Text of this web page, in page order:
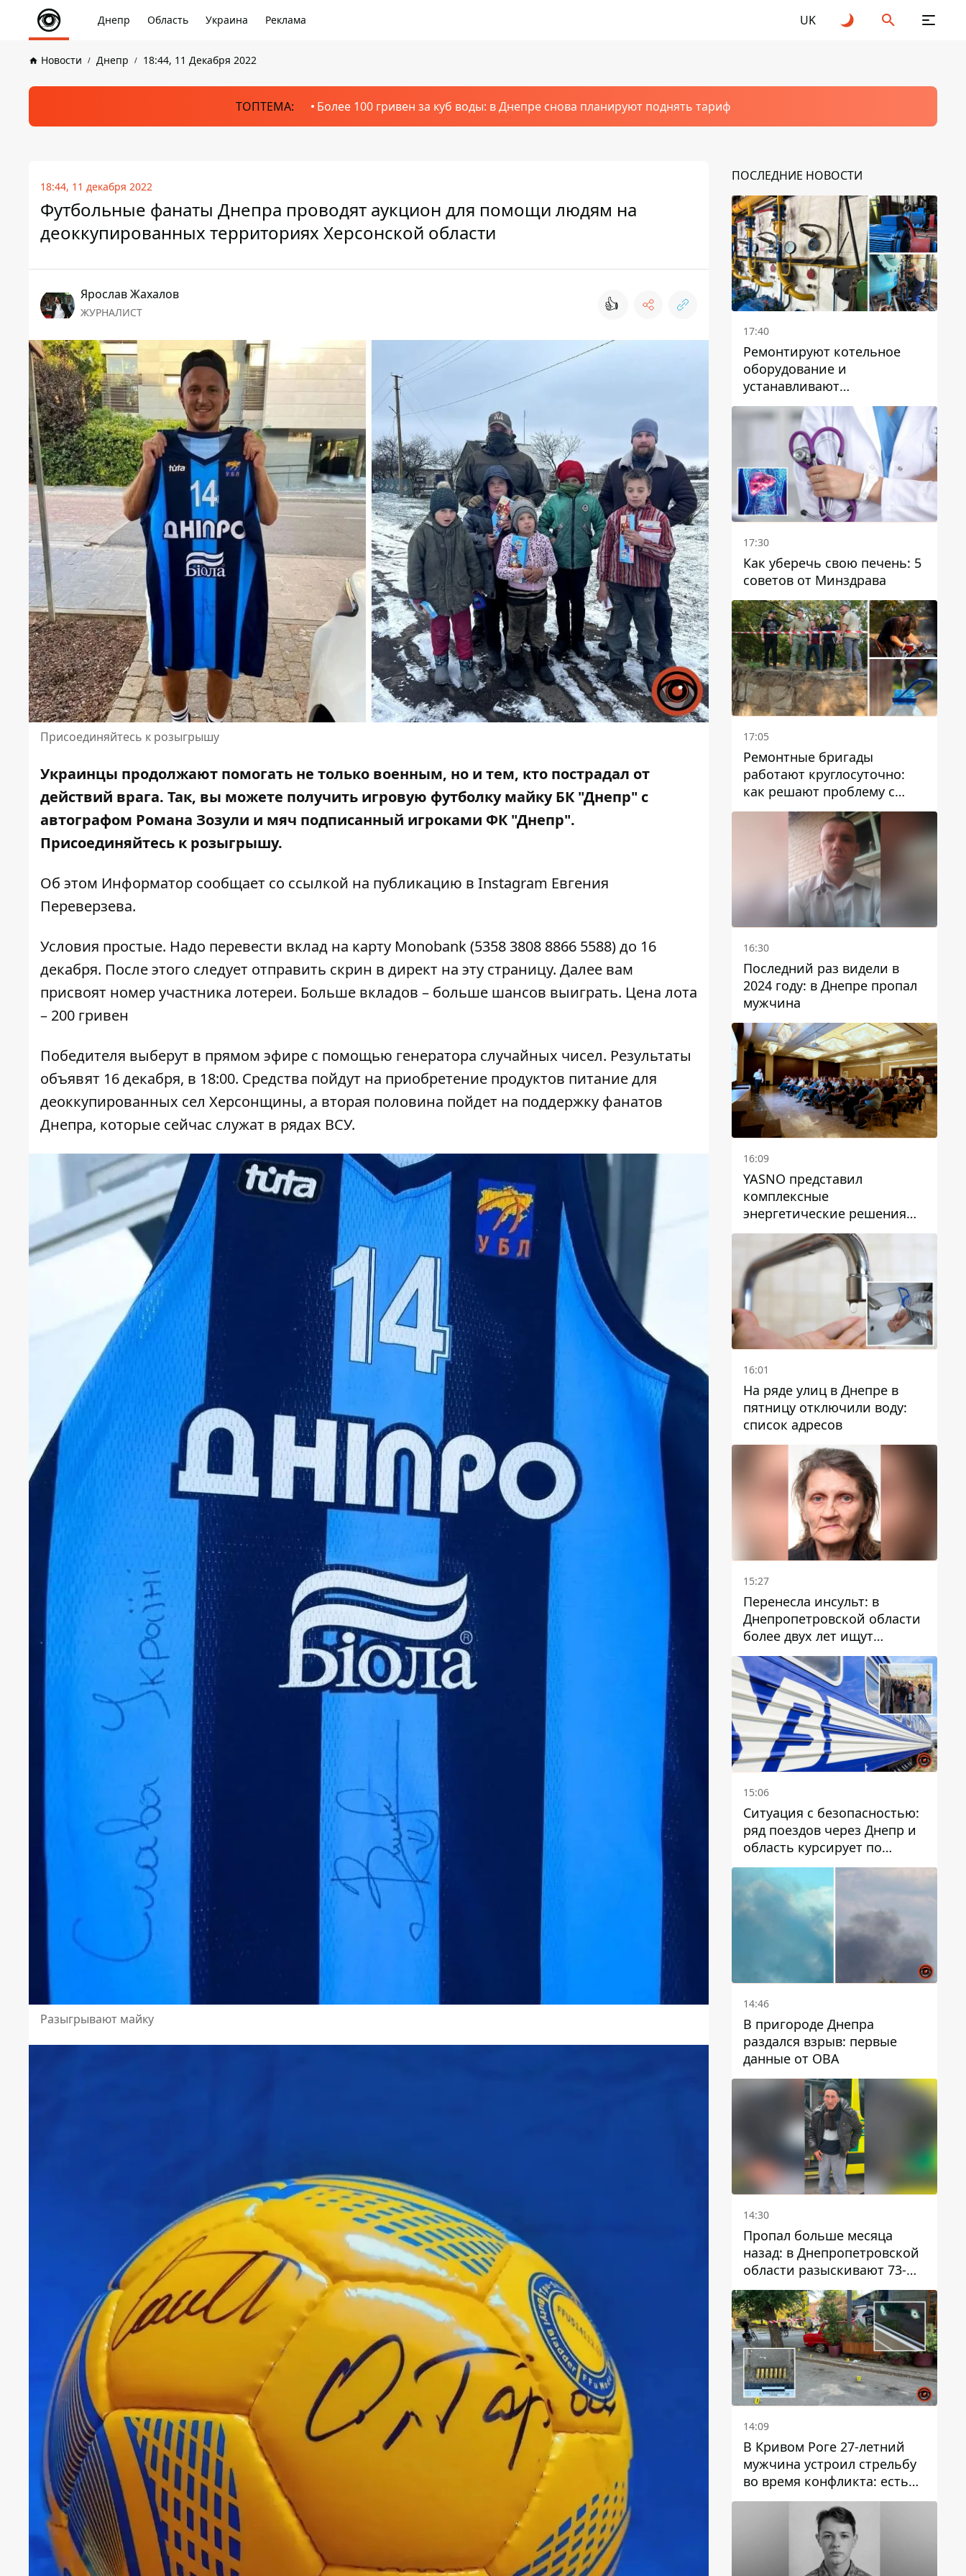
Днепр Область Украина Реклама UK
Новости Днепр 18:44, 11 Декабря 2022
ТОПТЕМА: Более 100 гривен за куб воды: в Днепре снова планируют поднять тариф
18:44, 11 декабря 2022
Футбольные фанаты Днепра проводят аукцион для помощи людям на
деоккупированных территориях Херсонской области
Ярослав Жахалов
ЖУРНАЛИСТ 👍
Присоединяйтесь к розыгрышу
Украинцы продолжают помогать не только военным, но и тем, кто пострадал от
действий врага. Так, вы можете получить игровую футболку майку БК "Днепр" с
автографом Романа Зозули и мяч подписанный игроками ФК "Днепр".
Присоединяйтесь к розыгрышу.
Об этом Информатор сообщает со ссылкой на публикацию в Instagram Евгения
Переверзева.
Условия простые. Надо перевести вклад на карту Monobank (5358 3808 8866 5588) до 16
декабря. После этого следует отправить скрин в директ на эту страницу. Далее вам
присвоят номер участника лотереи. Больше вкладов – больше шансов выиграть. Цена лота
– 200 гривен
Победителя выберут в прямом эфире с помощью генератора случайных чисел. Результаты
объявят 16 декабря, в 18:00. Средства пойдут на приобретение продуктов питание для
деоккупированных сел Херсонщины, а вторая половина пойдет на поддержку фанатов
Днепра, которые сейчас служат в рядах ВСУ.
Разыгрывают майку
ПОСЛЕДНИЕ НОВОСТИ
17:40
Ремонтируют котельное
оборудование и
устанавливают
генераторные установки:
как в Днепре готовятся к
отопительному сезону
17:30
Как уберечь свою печень: 5
советов от Минздрава
17:05
Ремонтные бригады
работают круглосуточно:
как решают проблему с
водой в Марганецкой
громаде
16:30
Последний раз видели в
2024 году: в Днепре пропал
мужчина
16:09
YASNO представил
комплексные
энергетические решения
для бизнеса в Днепре
16:01
На ряде улиц в Днепре в
пятницу отключили воду:
список адресов
15:27
Перенесла инсульт: в
Днепропетровской области
более двух лет ищут
пропавшую женщину
15:06
Ситуация с безопасностью:
ряд поездов через Днепр и
область курсирует по
измененному маршруту, а
часть пути заменили
автобусами и электричками
14:46
В пригороде Днепра
раздался взрыв: первые
данные от ОВА
14:30
Пропал больше месяца
назад: в Днепропетровской
области разыскивают 73-
летнего мужчину
14:09
В Кривом Роге 27-летний
мужчина устроил стрельбу
во время конфликта: есть
раненый